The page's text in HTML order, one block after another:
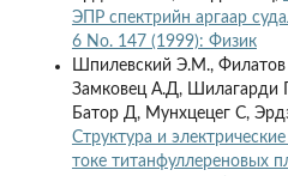
ЭПР спектрийн аргаар
6 No. 147 (1999): Физик
Шпилевский Э.М.,
Замковец А.Д, Шилагарди
Батор Д, Мунхцецег С,
Структура и
токе титанфуллереновых